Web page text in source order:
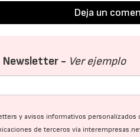
Deja un
Newsletter - Ver ejemplo
y avisos informativos personalizados
de terceros vía